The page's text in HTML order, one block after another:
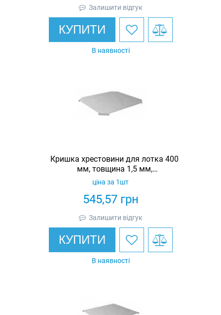
Залишити відгук
КУПИТИ
В наявності
Кришка хрестовини для лотка 400
мм, товщина 1,5 мм,
гарячеоцинкована, Eurotray
545,57грн
ціна за 1шт
Залишити відгук
КУПИТИ
В наявності